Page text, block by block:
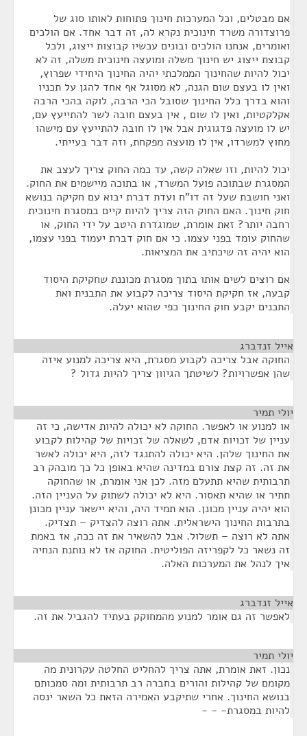
אם מבטלים, וכל המערכות חינוך פתוחות לאותו סוג של
פרוצדורה משרד חינוכית נקרא לה, זה דבר אחד. אם הולכים
ואומרים, אנחנו הולכים ובונים עכשיו קבוצות ייצוג, ולכל
קבוצת ייצוג יש חינוך משלה ומועצה חינוכית משלה, זה לא
יכול להיות שהחינוך הממלכתי יהיה החינוך היחידי שפרוץ,
ואין לו בעצם שום הגנה, לא מסוגל אף אחד להגן על תכניו
והוא בדרך כלל החינוך שסובל הכי הרבה, לוקה בהכי הרבה
אקלקטיות, ואין לו שום , אין בעצם חובה לשר להתייעץ עם,
יש לו מועצה פדגוגית אבל אין לו חובה להתייעץ עם מישהו
מחוץ למשרדו, אין לו מועצה מפקחת, וזה דבר בעייתי.
יכול להיות, וזו שאלה קשה, עד כמה החוק צריך לעצב את
המסגרת שבתוכה פועל המשרד, או בתוכה מיישמים את החוק.
ואני חושבת שעל זה דו"ח ועדת דברת יבוא עם חקיקה בנושא
חוק חינוך. האם החוק הזה צריך להיות קיים במסגרת חינוכית
רחבה יותר? זאת אומרת, שמוגדרת היטב על ידי החוק, או
שהחוק עומד בפני עצמו. כי אם חוק דברת יעמוד בפני עצמו,
הוא יהיה זה שיכתיב את המציאות.
אם רוצים לשים אותו בתוך מסגרת מכוננת שחקיקת היסוד
קבעה, אז חקיקת היסוד צריכה לקבוע את התבנית ואת
התכנים יקבע חוק החינוך כפי שהוא יעלה.
אייל זנדברג
החוקה אבל צריכה לקבוע מסגרת, היא צריכה למנוע איזה
שהן אפשרויות? לשיטתך הגיוון צריך להיות גדול ?
יולי תמיר
או למנוע או לאפשר. החוקה לא יכולה להיות אדישה, כי זה
עניין של זכויות אדם, לשאלה של זכויות של קהילות לקבוע
את החינוך שלהן. היא יכולה להתנגד לזה, היא יכולה לאשר
את זה. זה קצת צורם במדינה שהיא באופן כל כך מובהק רב
תרבותית שהיא תתעלם מזה. לכן אני אומרת, או שהחוקה
תתיר או שהיא תאסור. היא לא יכולה לשתוק על העניין הזה.
הוא יהיה עניין מכונן. הוא תמיד היה, והיא יישאר עניין מכונן
בתרבות החינוך הישראלית. אתה רוצה להצדיק – תצדיק.
אתה לא רוצה – תשלול. אבל להשאיר את זה ככה, אז באמת
זה נשאר כל לקפריזה הפוליטית. החוקה אז לא נותנת הנחיה
איך לנהל את המערכות האלה.
אייל זנדברג
לאפשר זה גם אומר למנוע מהמחוקק בעתיד להגביל את זה.
יולי תמיר
נכון. זאת אומרת, אתה צריך להחליט החלטה עקרונית מה
מקומם של קהילות והורים בחברה רב תרבותית ומה סמכותם
בנושא החינוך. אחרי שתיקבע האמירה הזאת כל השאר ינסה
להיות במסגרת- - -